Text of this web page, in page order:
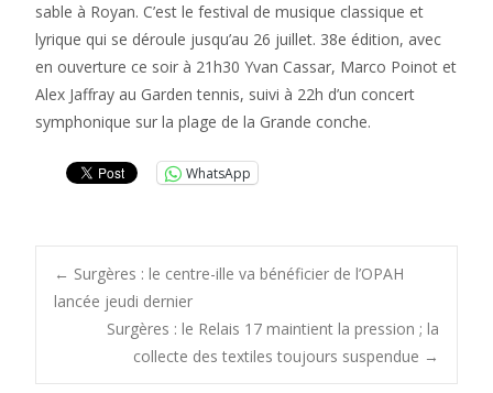
sable à Royan. C’est le festival de musique classique et
lyrique qui se déroule jusqu’au 26 juillet. 38e édition, avec
en ouverture ce soir à 21h30 Yvan Cassar, Marco Poinot et
Alex Jaffray au Garden tennis, suivi à 22h d’un concert
symphonique sur la plage de la Grande conche.
WhatsApp
Post
navigation
← Surgères : le centre-ille va bénéficier de l’OPAH
lancée jeudi dernier
Surgères : le Relais 17 maintient la pression ; la
collecte des textiles toujours suspendue →